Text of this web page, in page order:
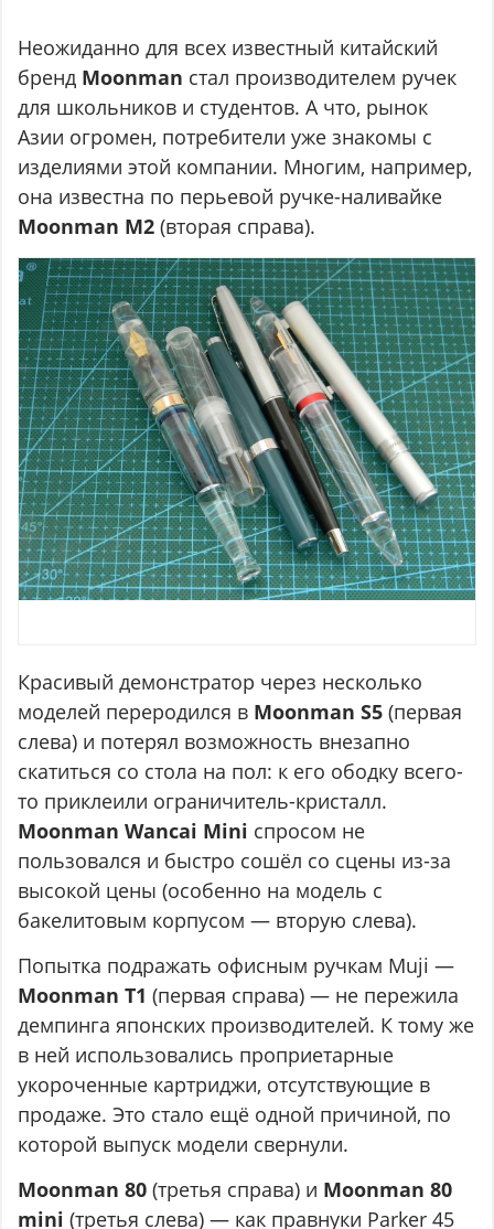
Неожиданно для всех известный китайский
бренд Moonman стал производителем ручек
для школьников и студентов. А что, рынок
Азии огромен, потребители уже знакомы с
изделиями этой компании. Многим, например,
она известна по перьевой ручке-наливайке
Moonman M2 (вторая справа).
Красивый демонстратор через несколько
моделей переродился в Moonman S5 (первая
слева) и потерял возможность внезапно
скатиться со стола на пол: к его ободку всего-
то приклеили ограничитель-кристалл.
Moonman Wancai Mini спросом не
пользовался и быстро сошёл со сцены из-за
высокой цены (особенно на модель с
бакелитовым корпусом — вторую слева).
Попытка подражать офисным ручкам Muji —
Moonman Т1 (первая справа) — не пережила
демпинга японских производителей. К тому же
в ней использовались проприетарные
укороченные картриджи, отсутствующие в
продаже. Это стало ещё одной причиной, по
которой выпуск модели свернули.
Moonman 80 (третья справа) и Moonman 80
mini (третья слева) — как правнуки Parker 45